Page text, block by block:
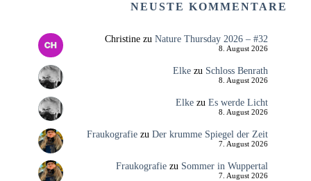
NEUSTE KOMMENTARE
Christinezu Nature Thursday 2026 – #32
8. August 2026
Elkezu Schloss Benrath
8. August 2026
Elkezu Es werde Licht
8. August 2026
Fraukografiezu Der krumme Spiegel der Zeit
7. August 2026
Fraukografiezu Sommer in Wuppertal
7. August 2026